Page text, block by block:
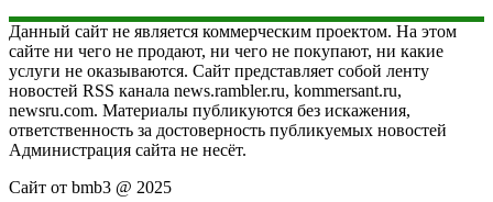
Данный сайт не является коммерческим проектом. На этом
сайте ни чего не продают, ни чего не покупают, ни какие
услуги не оказываются. Сайт представляет собой ленту
новостей RSS канала news.rambler.ru, kommersant.ru,
newsru.com. Материалы публикуются без искажения,
ответственность за достоверность публикуемых новостей
Администрация сайта не несёт.
Сайт от bmb3 @ 2025